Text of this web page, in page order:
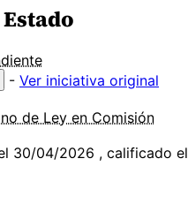
- Ver iniciativa original
de Ley en Comisión
30/04/2026 , calificado el